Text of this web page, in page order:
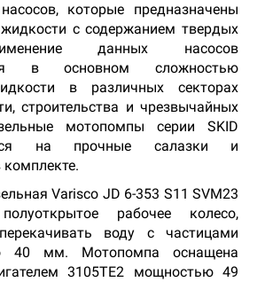
которые предназначены
с содержанием твердых
данных насосов
в основном сложностью
в различных секторах
строительства и чрезвычайных
мотопомпы серии SKID
на прочные салазки и
Varisco JD 6-353 S11 SVM23
рабочее колесо,
воду с частицами
40 мм. Мотопомпа оснащена
3105TE2 мощностью 49